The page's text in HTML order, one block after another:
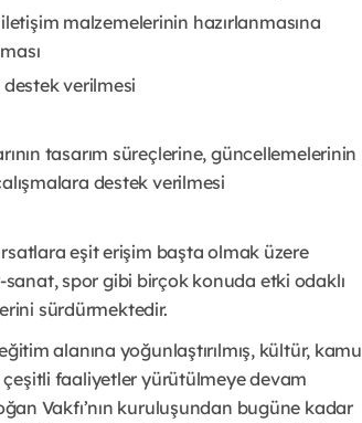
malzemelerinin hazırlanmasına
verilmesi
tasarım süreçlerine, güncellemelerinin
destek verilmesi
eşit erişim başta olmak üzere
sanat, spor gibi birçok konuda etki odaklı
sürdürmektedir.
alanına yoğunlaştırılmış, kültür, kamu
çeşitli faaliyetler yürütülmeye devam
Vakfı’nın kuruluşundan bugüne kadar